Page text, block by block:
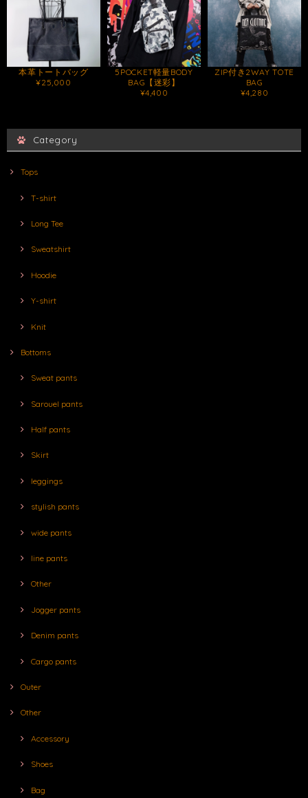
本革トートバッグ
¥25,000
5POCKET軽量BODY
BAG【迷彩】
¥4,400
ZIP付き2WAY TOTE
BAG
¥4,280
Category
Tops
T-shirt
Long Tee
Sweatshirt
Hoodie
Y-shirt
Knit
Bottoms
Sweat pants
Sarouel pants
Half pants
Skirt
leggings
stylish pants
wide pants
line pants
Other
Jogger pants
Denim pants
Cargo pants
Outer
Other
Accessory
Shoes
Bag